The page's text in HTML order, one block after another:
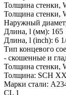
Толщина стенки,
Толщина стенки,
Наружный
Длина, l (мм): 165
Длина, l (inch): 6
Тип концевого
- скошенные и
Толщина стенки,
Толщина: SCH
Марки стали:
CL 1